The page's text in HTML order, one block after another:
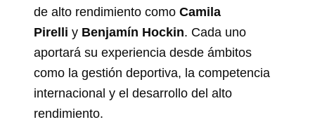
de alto rendimiento como Camila
Pirelli y Benjamín Hockin. Cada uno
aportará su experiencia desde ámbitos
como la gestión deportiva, la competencia
internacional y el desarrollo del alto
rendimiento.